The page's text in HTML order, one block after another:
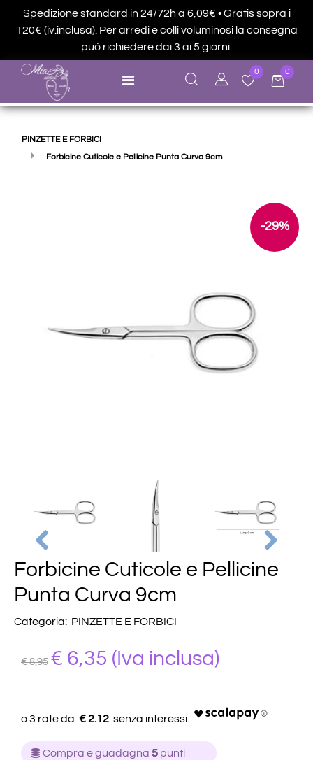
Spedizione standard in 24/72h a 6,09€ • Gratis sopra i
120€ (iv.inclusa). Per arredi e colli voluminosi la consegna
può richiedere dai 3 ai 5 giorni.
Open menu
0 0
PINZETTE E FORBICI
Forbicine Cuticole e Pellicine Punta Curva 9cm
-29%
Forbicine Cuticole e Pellicine
Punta Curva 9cm
Categoria: PINZETTE E FORBICI
€ 8,95 € 6,35 (Iva inclusa)
€ 2.12
Compra e guadagna 5 punti